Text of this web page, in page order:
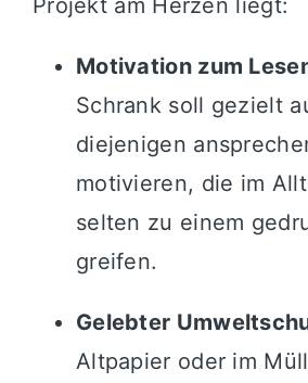
Projekt am Herzen liegt:
Motivation zum
Schrank soll gezielt
diejenigen
motivieren, die im
selten zu einem
greifen.
Gelebter
Altpapier oder im